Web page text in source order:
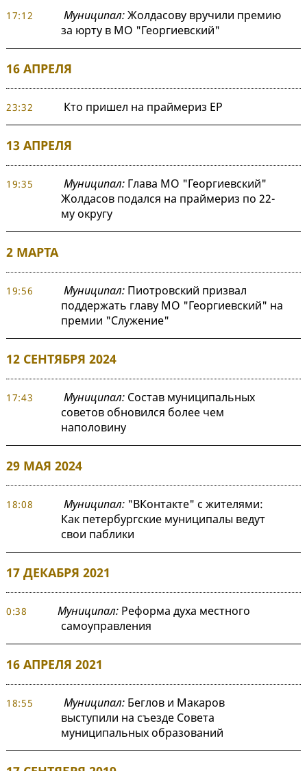
17:12 Муниципал:Жолдасову вручили премию
за юрту в МО "Георгиевский"
16 АПРЕЛЯ
23:32 Кто пришел на праймериз ЕР
13 АПРЕЛЯ
19:35 Муниципал:Глава МО "Георгиевский"
Жолдасов подался на праймериз по 22-
му округу
2 МАРТА
19:56 Муниципал:Пиотровский призвал
поддержать главу МО "Георгиевский" на
премии "Служение"
12 СЕНТЯБРЯ 2024
17:43 Муниципал:Состав муниципальных
советов обновился более чем
наполовину
29 МАЯ 2024
18:08 Муниципал:"ВКонтакте" с жителями:
Как петербургские муниципалы ведут
свои паблики
17 ДЕКАБРЯ 2021
0:38 Муниципал:Реформа духа местного
самоуправления
16 АПРЕЛЯ 2021
18:55 Муниципал:Беглов и Макаров
выступили на съезде Совета
муниципальных образований